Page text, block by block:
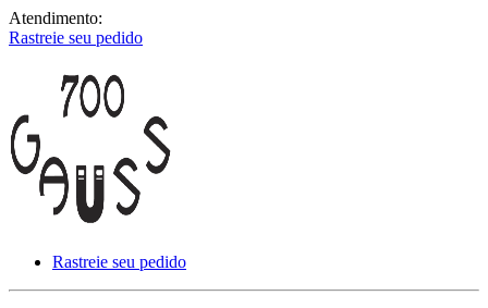
Atendimento:
Rastreie seu pedido
Rastreie seu pedido